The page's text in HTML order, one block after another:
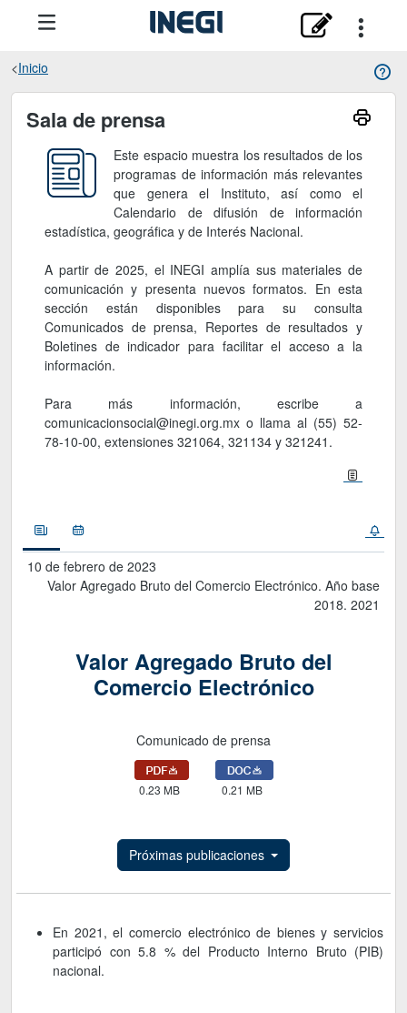
Inicio
Sala de prensa
Sala de prensa
Este espacio muestra los resultados de los
programas de información más relevantes
que genera el Instituto, así como el
Calendario de difusión de información
estadística, geográfica y de Interés Nacional.
A partir de 2025, el INEGI amplía sus materiales de
comunicación y presenta nuevos formatos. En esta
sección están disponibles para su consulta
Comunicados de prensa, Reportes de resultados y
Boletines de indicador para facilitar el acceso a la
información.
Para más información, escribe a
comunicacionsocial@inegi.org.mx o llama al (55) 52-
78-10-00, extensiones 321064, 321134 y 321241.
NoticiasCalendario
10 de febrero de 2023
Valor Agregado Bruto del Comercio Electrónico. Año base
2018. 2021
Valor Agregado Bruto del
Comercio Electrónico
Comunicado de prensa
0.23 MB 0.21 MB
Próximas publicaciones
En 2021, el comercio electrónico de bienes y servicios
participó con 5.8 % del Producto Interno Bruto (PIB)
nacional.